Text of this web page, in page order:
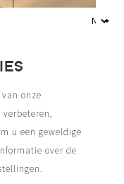
onze
u een geweldige
over de